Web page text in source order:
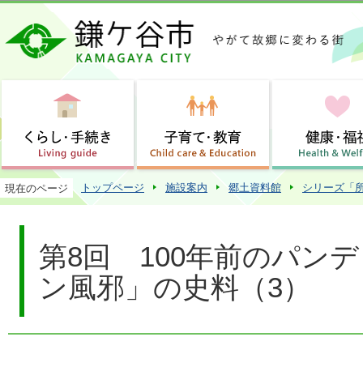
この
現在のページ トップページ 施設案内 郷土資料館 シリーズ「
第8回 100年前のパン
ン風邪」の史料（3）